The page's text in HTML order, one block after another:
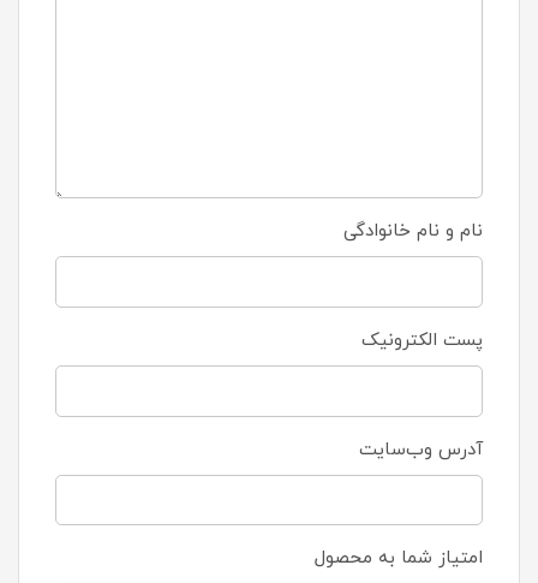
نام و نام خانوادگی
پست الکترونیک
آدرس وب‌سایت
امتیاز شما به محصول